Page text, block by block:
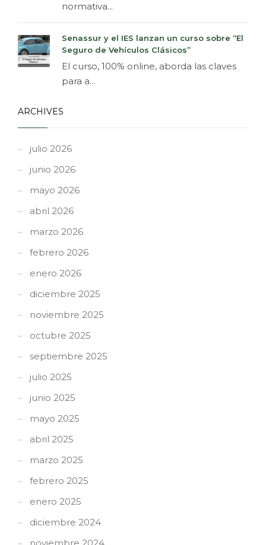
normativa...
Senassur y el IES lanzan un curso sobre “El
Seguro de Vehículos Clásicos”
El curso, 100% online, aborda las claves
para a...
ARCHIVES
julio 2026
junio 2026
mayo 2026
abril 2026
marzo 2026
febrero 2026
enero 2026
diciembre 2025
noviembre 2025
octubre 2025
septiembre 2025
julio 2025
junio 2025
mayo 2025
abril 2025
marzo 2025
febrero 2025
enero 2025
diciembre 2024